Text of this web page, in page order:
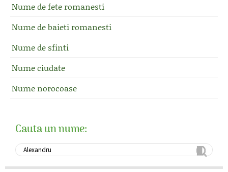
Nume de fete romanesti
Nume de baieti romanesti
Nume de sfinti
Nume ciudate
Nume norocoase
Cauta un nume: